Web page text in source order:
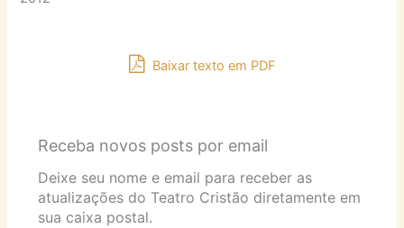
Baixar texto em PDF
Receba novos posts por email
Deixe seu nome e email para receber as
atualizações do Teatro Cristão diretamente em
sua caixa postal.